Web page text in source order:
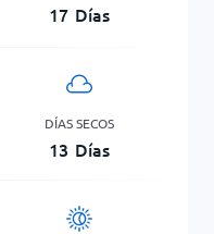
17 Días
DÍAS SECOS
13 Días